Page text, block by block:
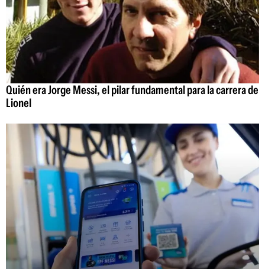
Quién era Jorge Messi, el pilar fundamental para la carrera de
Lionel